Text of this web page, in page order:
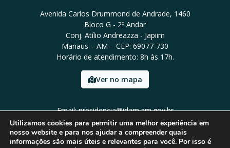
Avenida Carlos Drummond de Andrade, 1460
Bloco G - 2º Andar
Conj. Atílio Andreazza - Japiim
Manaus – AM – CEP: 69077-730
Horário de atendimento: 8h às 17h.
Ver no mapa
Email: presidencia@idam.am.gov.br
Tel: (92) 98452-9911
Utilizamos cookies para permitir uma melhor experiência em
nosso website e para nos ajudar a compreender quais
informações são mais úteis e relevantes para você. Por isso é